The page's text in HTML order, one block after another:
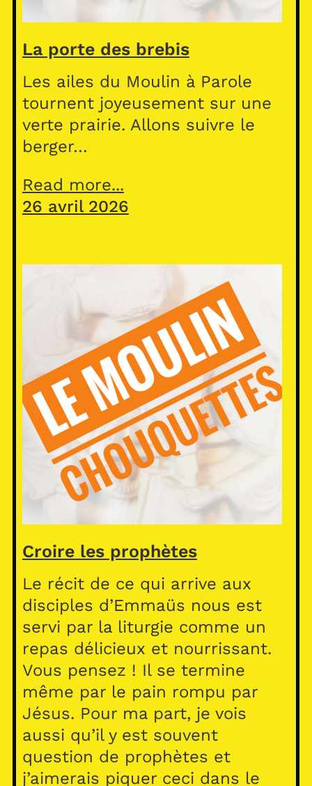
La porte des brebis
Les ailes du Moulin à Parole
tournent joyeusement sur une
verte prairie. Allons suivre le
berger…
Read more...
26 avril 2026
Croire les prophètes
Le récit de ce qui arrive aux
disciples d’Emmaüs nous est
servi par la liturgie comme un
repas délicieux et nourrissant.
Vous pensez ! Il se termine
même par le pain rompu par
Jésus. Pour ma part, je vois
aussi qu’il y est souvent
question de prophètes et
j’aimerais piquer ceci dans le